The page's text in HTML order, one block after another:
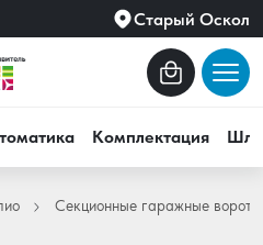
Старый Оскол
Комплектация
Секционные гаражные ворота